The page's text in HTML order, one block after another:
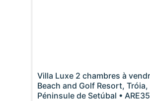
Villa Luxe 2 chambres à
Beach and Golf Resort,
Péninsule de Setúbal •